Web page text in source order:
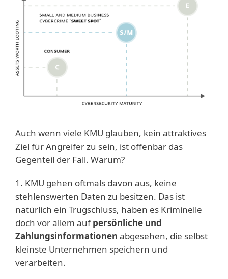
Auch wenn viele KMU glauben, kein attraktives
Ziel für Angreifer zu sein, ist offenbar das
Gegenteil der Fall. Warum?
1. KMU gehen oftmals davon aus, keine
stehlenswerten Daten zu besitzen. Das ist
natürlich ein Trugschluss, haben es Kriminelle
doch vor allem aufpersönliche und
Zahlungsinformationen abgesehen, die selbst
kleinste Unternehmen speichern und
verarbeiten.